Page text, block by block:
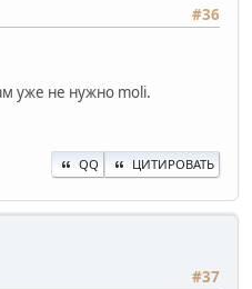
#36
уже не нужно moli.
QQ ЦИТИРОВАТЬ
#37